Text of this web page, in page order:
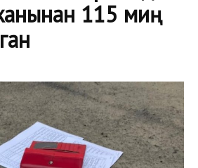
115 миң